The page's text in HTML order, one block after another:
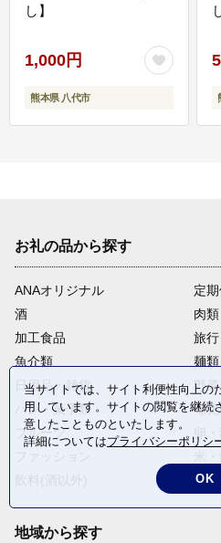
し】
1,000円
熊本県 八代市
お礼の品から探す
ANAオリジナル
定
酒
肉類
加工食品
旅
魚介類
麺類
日用品・雑貨
野菜
パン・菓子類
電
フルーツ
卵
返
地域から探す
当サイトでは、サイト利便性向上の
用しています。サイトの閲覧を継続
意したことものといたします。
詳細についてはプライバシーポリシ
OK